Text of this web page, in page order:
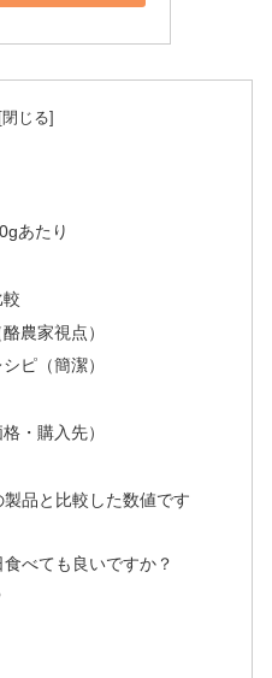
あたり
農家視点）
ピ（簡潔）
・購入先）
品と比較した数値です
べても良いですか？